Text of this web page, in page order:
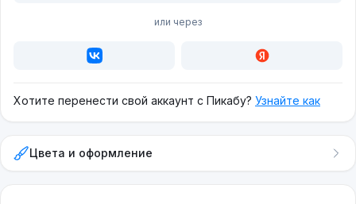
или через
Хотите перенести свой аккаунт с Пикабу? Узнайте как
Цвета и оформление